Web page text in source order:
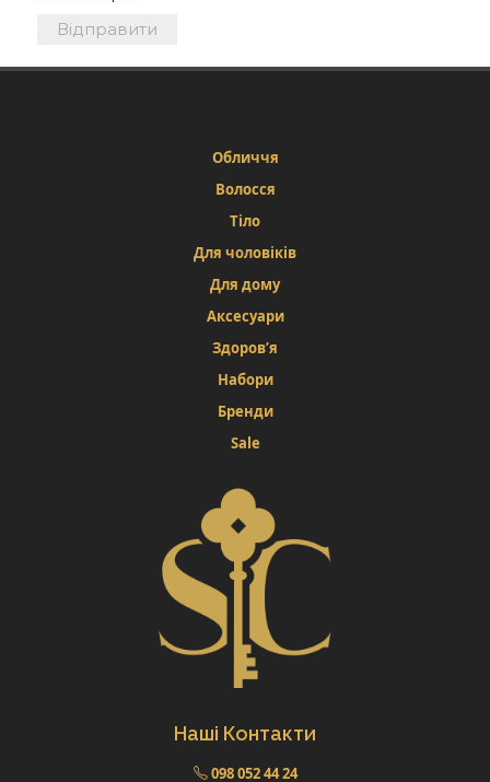
Обличчя
Волосся
Тіло
Для чоловіків
Для дому
Аксесуари
Здоров’я
Набори
Бренди
Sale
Наші Контакти
098 052 44 24